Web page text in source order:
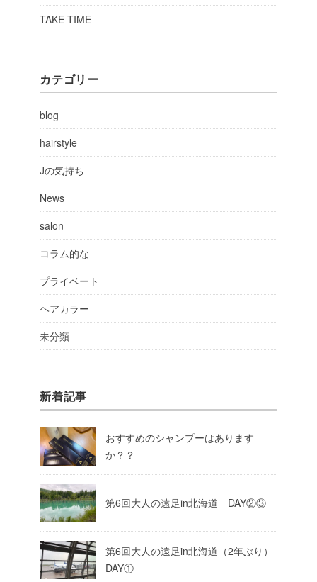
TAKE TIME
カテゴリー
blog
hairstyle
Jの気持ち
News
salon
コラム的な
プライベート
ヘアカラー
未分類
新着記事
おすすめのシャンプーはあります
か？？
第6回大人の遠足in北海道 DAY②③
第6回大人の遠足in北海道（2年ぶり）
DAY①